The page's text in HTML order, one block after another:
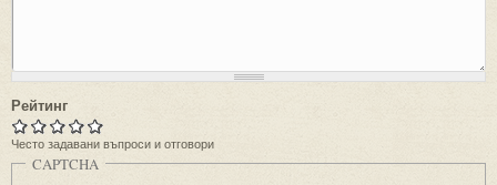
Рейтинг
Често задавани въпроси и отговори
CAPTCHA